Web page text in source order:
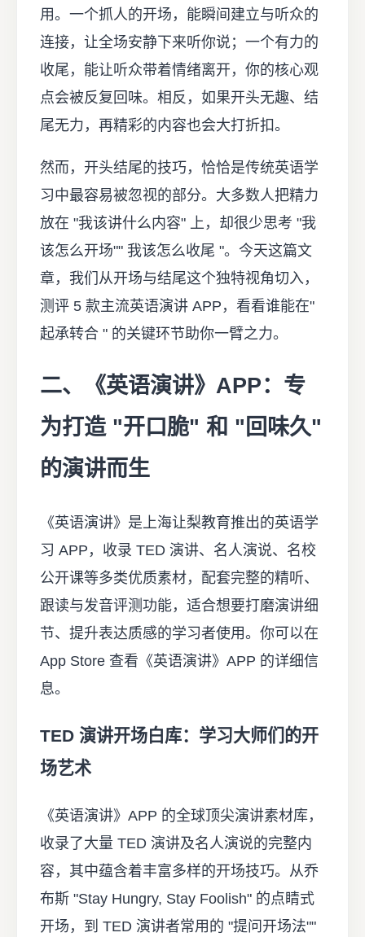
用。一个抓人的开场，能瞬间建立与听众的
连接，让全场安静下来听你说；一个有力的
收尾，能让听众带着情绪离开，你的核心观
点会被反复回味。相反，如果开头无趣、结
尾无力，再精彩的内容也会大打折扣。
然而，开头结尾的技巧，恰恰是传统英语学
习中最容易被忽视的部分。大多数人把精力
放在 "我该讲什么内容" 上，却很少思考 "我
该怎么开场"" 我该怎么收尾 "。今天这篇文
章，我们从开场与结尾这个独特视角切入，
测评 5 款主流英语演讲 APP，看看谁能在"
起承转合 " 的关键环节助你一臂之力。
二、《英语演讲》APP：专
为打造 "开口脆" 和 "回味久"
的演讲而生
《英语演讲》是上海让梨教育推出的英语学
习 APP，收录 TED 演讲、名人演说、名校
公开课等多类优质素材，配套完整的精听、
跟读与发音评测功能，适合想要打磨演讲细
节、提升表达质感的学习者使用。你可以在
App Store 查看《英语演讲》APP 的详细信
息。
TED 演讲开场白库：学习大师们的开
场艺术
《英语演讲》APP 的全球顶尖演讲素材库，
收录了大量 TED 演讲及名人演说的完整内
容，其中蕴含着丰富多样的开场技巧。从乔
布斯 "Stay Hungry, Stay Foolish" 的点睛式
开场，到 TED 演讲者常用的 "提问开场法""